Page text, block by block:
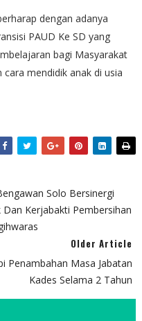
dengan adanya
PAUD Ke SD yang
bagi Masyarakat
mendidik anak di usia
Solo Bersinergi
Kerjabakti Pembersihan
Older Article
Penambahan Masa Jabatan
Kades Selama 2 Tahun